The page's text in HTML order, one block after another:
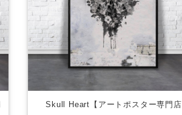
Skull Heart【アートポスター専門店